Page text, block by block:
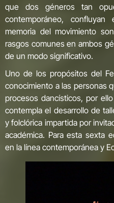
que dos géneros tan
contemporáneo,
memoria del movimiento
rasgos comunes en ambos
de un modo significativo.
Uno de los propósitos del
conocimiento a las personas
procesos dancísticos, por
contempla el desarrollo de
y folclórica impartida por
académica. Para esta sexta
en la línea contemporánea y